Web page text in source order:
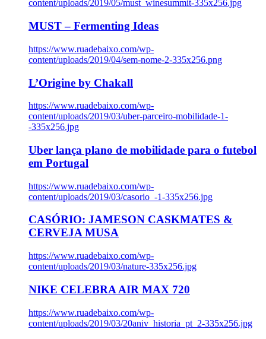
content/uploads/2019/05/must_winesummit-335x256.jpg
MUST – Fermenting Ideas
https://www.ruadebaixo.com/wp-
content/uploads/2019/04/sem-nome-2-335x256.png
L’Origine by Chakall
https://www.ruadebaixo.com/wp-
content/uploads/2019/03/uber-parceiro-mobilidade-1-
-335x256.jpg
Uber lança plano de mobilidade para o futebol
em Portugal
https://www.ruadebaixo.com/wp-
content/uploads/2019/03/casorio_-1-335x256.jpg
CASÓRIO: JAMESON CASKMATES &
CERVEJA MUSA
https://www.ruadebaixo.com/wp-
content/uploads/2019/03/nature-335x256.jpg
NIKE CELEBRA AIR MAX 720
https://www.ruadebaixo.com/wp-
content/uploads/2019/03/20aniv_historia_pt_2-335x256.jpg